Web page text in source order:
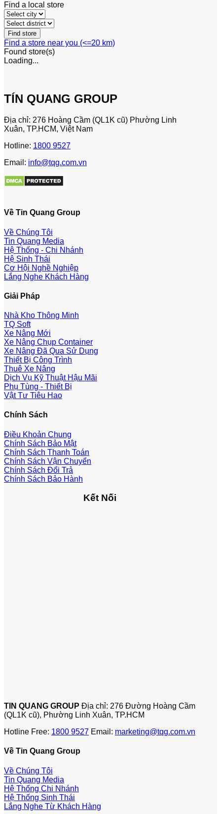
Find a local store
Find a store near you (<=20 km)
Found store(s)
Loading...
TÍN QUANG GROUP
Địa chỉ: 276 Hoàng Cầm (QL1K cũ) Phường Linh
Xuân, TP.HCM, Việt Nam
Hotline: 1800 9527
Email: info@tqg.com.vn
Về Tin Quang Group
Về Chúng Tôi
Tin Quang Media
Hệ Thống - Chi Nhánh
Hệ Sinh Thái
Cơ Hội Nghề Nghiệp
Lắng Nghe Khách Hàng
Giải Pháp
Nhà Kho Thông Minh
TQ Soft
Xe Nâng Mới
Xe Nâng Chụp Container
Xe Nâng Đã Qua Sử Dụng
Thiết Bị Công Trình
Thuê Xe Nâng
Dịch Vụ Kỹ Thuật Hậu Mãi
Phụ Tùng - Thiết Bị
Vật Tư Tiêu Hao
Chính Sách
Điều Khoản Chung
Chính Sách Bảo Mật
Chính Sách Thanh Toán
Chính Sách Vận Chuyển
Chính Sách Đổi Trả
Chính Sách Bảo Hành
Kết Nối
TIN QUANG GROUP Địa chỉ: 276 Đường Hoàng Cầm
(QL1K cũ), Phường Linh Xuân, TP.HCM
Hotline Free: 1800 9527 Email: marketing@tqg.com.vn
Về Tin Quang Group
Về Chúng Tôi
Tin Quang Media
Hệ Thống Chi Nhánh
Hệ Thống Sinh Thái
Lắng Nghe Từ Khách Hàng